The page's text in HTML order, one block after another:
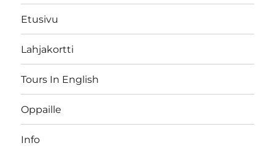
Etusivu
Lahjakortti
Tours In English
Oppaille
Info